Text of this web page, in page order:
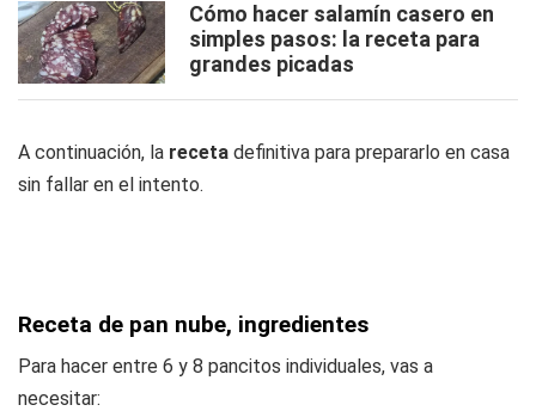
Cómo hacer salamín casero en
simples pasos: la receta para
grandes picadas
A continuación, la receta definitiva para prepararlo en casa
sin fallar en el intento.
Receta de pan nube, ingredientes
Para hacer entre 6 y 8 pancitos individuales, vas a
necesitar: